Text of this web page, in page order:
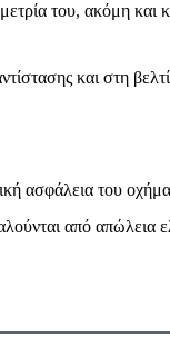
του, ακόμη και
και στη
ασφάλεια του
από απώλεια